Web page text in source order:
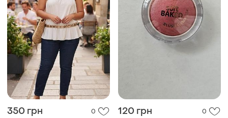
350 грн 0 120 грн 0